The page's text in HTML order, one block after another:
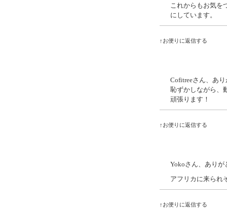
これからもお気を
にしています。
↑お便りに返信する
Cofitreeさん、あ
恥ずかしながら、
頑張ります！
↑お便りに返信する
Yokoさん、ありが
アフリカに来られ
↑お便りに返信する